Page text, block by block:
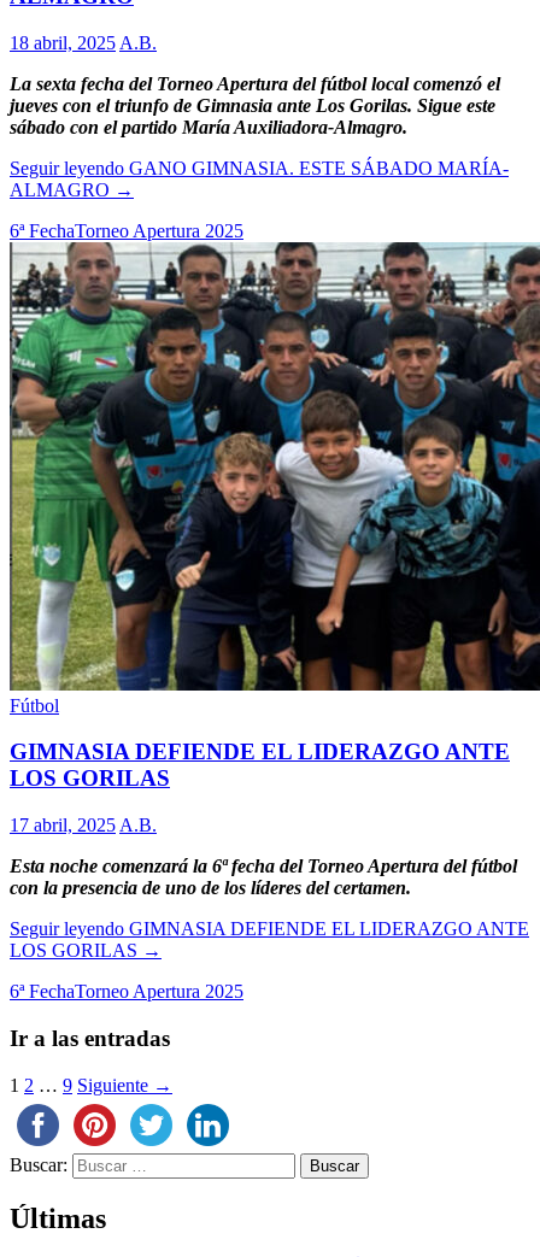
18 abril, 2025 A.B.
La sexta fecha del Torneo Apertura del fútbol local comenzó el
jueves con el triunfo de Gimnasia ante Los Gorilas. Sigue este
sábado con el partido María Auxiliadora-Almagro.
Seguir leyendo GANO GIMNASIA. ESTE SÁBADO MARÍA-
ALMAGRO →
6ª FechaTorneo Apertura 2025
Fútbol
GIMNASIA DEFIENDE EL LIDERAZGO ANTE
LOS GORILAS
17 abril, 2025 A.B.
Esta noche comenzará la 6ª fecha del Torneo Apertura del fútbol
con la presencia de uno de los líderes del certamen.
Seguir leyendo GIMNASIA DEFIENDE EL LIDERAZGO ANTE
LOS GORILAS →
6ª FechaTorneo Apertura 2025
Ir a las entradas
1 2 … 9 Siguiente →
Buscar:
Últimas